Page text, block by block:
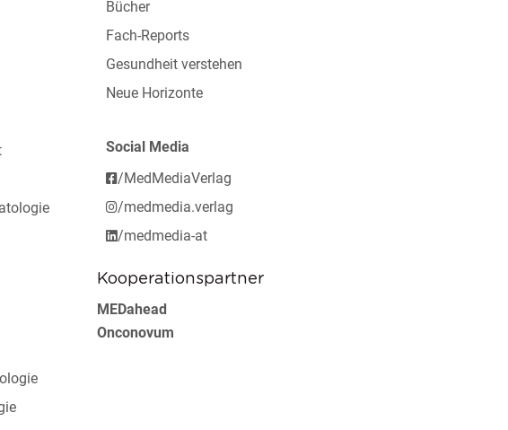
Bücher
Fach-Reports
Gesundheit verstehen
Neue Horizonte
Social Media
/MedMediaVerlag
/medmedia.verlag
/medmedia-at
Kooperationspartner
MEDahead
Onconovum